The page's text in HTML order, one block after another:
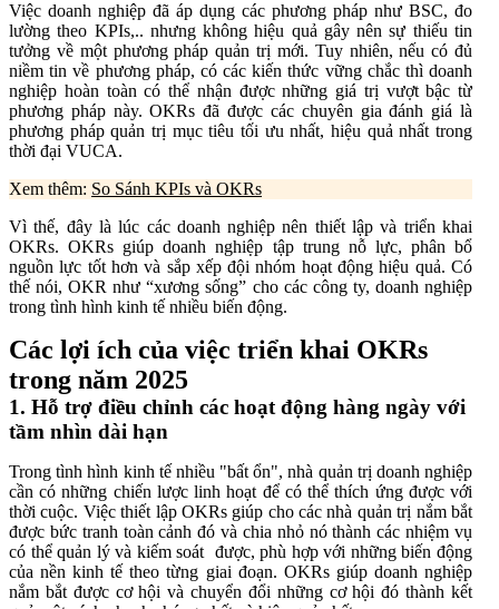
Việc doanh nghiệp đã áp dụng các phương pháp như BSC, đo
lường theo KPIs,.. nhưng không hiệu quả gây nên sự thiếu tin
tưởng về một phương pháp quản trị mới. Tuy nhiên, nếu có đủ
niềm tin về phương pháp, có các kiến thức vững chắc thì doanh
nghiệp hoàn toàn có thể nhận được những giá trị vượt bậc từ
phương pháp này. OKRs đã được các chuyên gia đánh giá là
phương pháp quản trị mục tiêu tối ưu nhất, hiệu quả nhất trong
thời đại VUCA.
Xem thêm: So Sánh KPIs và OKRs
Vì thế, đây là lúc các doanh nghiệp nên thiết lập và triển khai
OKRs. OKRs giúp doanh nghiệp tập trung nỗ lực, phân bổ
nguồn lực tốt hơn và sắp xếp đội nhóm hoạt động hiệu quả. Có
thế nói, OKR như “xương sống” cho các công ty, doanh nghiệp
trong tình hình kinh tế nhiều biến động.
Các lợi ích của việc triển khai OKRs
trong năm 2025
1. Hỗ trợ điều chỉnh các hoạt động hàng ngày với
tầm nhìn dài hạn
Trong tình hình kinh tế nhiều "bất ổn", nhà quản trị doanh nghiệp
cần có những chiến lược linh hoạt để có thể thích ứng được với
thời cuộc. Việc thiết lập OKRs giúp cho các nhà quản trị nắm bắt
được bức tranh toàn cảnh đó và chia nhỏ nó thành các nhiệm vụ
có thể quản lý và kiếm soát được, phù hợp với những biến động
của nền kinh tế theo từng giai đoạn. OKRs giúp doanh nghiệp
nắm bắt được cơ hội và chuyển đổi những cơ hội đó thành kết